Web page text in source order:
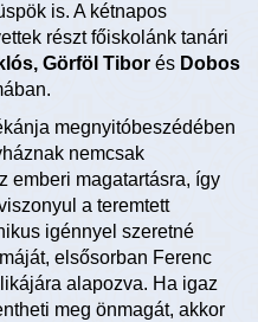
is. A kétnapos
részt főiskolánk tanári
Görföl Tibor és Dobos
megnyitóbeszédében
nemcsak
emberi magatartásra, így
a teremtett
igénnyel szeretné
elsősorban Ferenc
alapozva. Ha igaz
meg önmagát, akkor